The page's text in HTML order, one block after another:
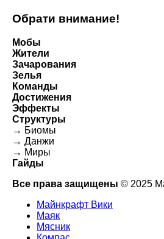
Обрати внимание!
Мобы
Жители
Зачарования
Зелья
Команды
Достижения
Эффекты
Структуры
→ Биомы
→ Данжи
→ Миры
Гайды
Все права защищены © 2025
Майнкрафт Вики
Маяк
Мясник